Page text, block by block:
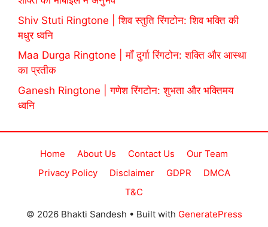
Shiv Stuti Ringtone | शिव स्तुति रिंगटोन: शिव भक्ति की
मधुर ध्वनि
Maa Durga Ringtone | माँ दुर्गा रिंगटोन: शक्ति और आस्था
का प्रतीक
Ganesh Ringtone | गणेश रिंगटोन: शुभता और भक्तिमय
ध्वनि
Home About Us Contact Us
Our Team
Privacy Policy
Disclaimer GDPR
DMCA
T&C
© 2026 Bhakti Sandesh • Built with GeneratePress